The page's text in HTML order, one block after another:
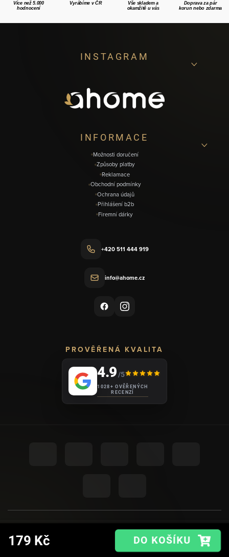
Více než 5.000
hodnocení
Vyrábíme v ČR
Vše skladem a
okamžitě u vás
Doprava za pár
korun nebo zdarma
INSTAGRAM
INFORMACE
Možnosti doručení
Způsoby platby
Reklamace
Obchodní podmínky
Ochrana údajů
Přihlášení b2b
Firemní dárky
+420 511 444 919
info@ahome.cz
PROVĚŘENÁ KVALITA
4.9/5
1028+ OVĚŘENÝCH
RECENZÍ
VYTVOŘIL SHOPTET PREMIUM
UPRAVIT NASTAVENÍ COOKIES
179 Kč